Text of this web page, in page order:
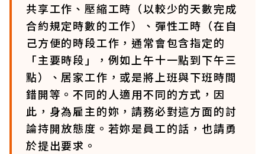
共享工作、壓縮工時（以較少的天數完成
合約規定時數的工作）、彈性工時（在自
己方便的時段工作，通常會包含指定的
「主要時段」，例如上午十一點到下午三
點）、居家工作，或是將上班與下班時間
錯開等。不同的人適用不同的方式，因
此，身為雇主的妳，請務必對這方面的討
論持開放態度。若妳是員工的話，也請勇
於提出要求。